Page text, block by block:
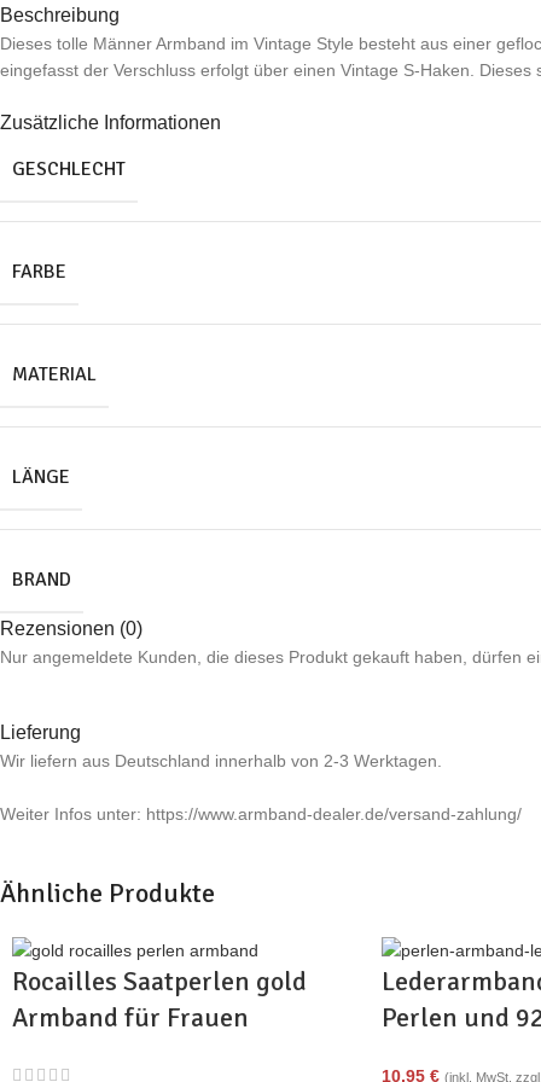
Beschreibung
Dieses tolle Männer Armband im Vintage Style besteht aus einer
eingefasst der Verschluss erfolgt über einen Vintage S-Haken.
Zusätzliche Informationen
GESCHLECHT
FARBE
MATERIAL
LÄNGE
BRAND
Rezensionen (0)
Nur angemeldete Kunden, die dieses Produkt gekauft haben, dürfen
Lieferung
Wir liefern aus Deutschland innerhalb von 2-3 Werktagen.
Weiter Infos unter: https://www.armband-dealer.de/versand-zahlung/
Ähnliche Produkte
Rocailles Saatperlen gold
Armband für Frauen
Perlen und
10,95 € (inkl. MwSt.